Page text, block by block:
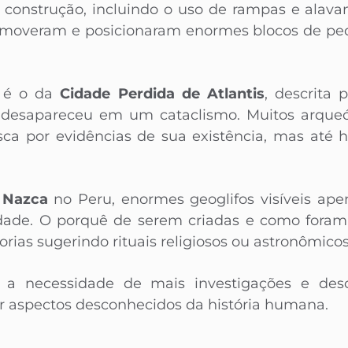
incluindo o uso de rampas e
e posicionaram enormes blocos de
é o daCidade Perdida de Atlantis, descrita
em um cataclismo. Muitos
por evidências de sua existência, mas até
no Peru, enormes geoglifos visíveis
O porquê de serem criadas e como
sugerindo rituais religiosos ou
a necessidade de mais investigações e
desconhecidos da história humana.